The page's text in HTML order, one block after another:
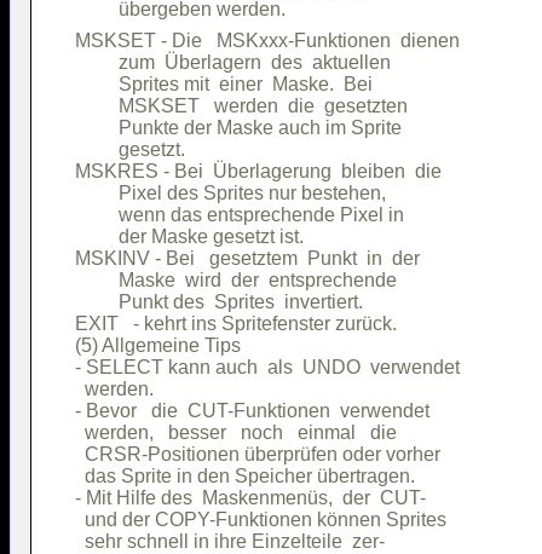
MSKSET - Die   MSKxxx-Funktionen  dienen
         zum  Überlagern  des  aktuellen
         Sprites mit  einer  Maske.  Bei
         MSKSET   werden  die  gesetzten
         Punkte der Maske auch im Sprite
         gesetzt.
MSKRES - Bei  Überlagerung  bleiben  die
         Pixel des Sprites nur bestehen,
         wenn das entsprechende Pixel in
         der Maske gesetzt ist.
MSKINV - Bei   gesetztem  Punkt  in  der
         Maske  wird  der  entsprechende
         Punkt des  Sprites  invertiert.
EXIT   - kehrt ins Spritefenster zurück.
(5) Allgemeine Tips
- SELECT kann auch  als  UNDO  verwendet
  werden.
- Bevor   die  CUT-Funktionen  verwendet
  werden,   besser   noch   einmal   die
  CRSR-Positionen überprüfen oder vorher
  das Sprite in den Speicher übertragen.
- Mit Hilfe des  Maskenmenüs,  der  CUT-
  und der COPY-Funktionen können Sprites
  sehr schnell in ihre Einzelteile  zer-